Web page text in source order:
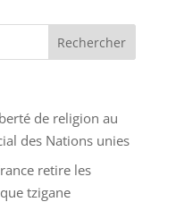
de religion au
des Nations unies
retire les
tzigane